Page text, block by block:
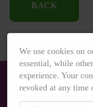
BACK
We use cookies on
essential, while
experience. Your
revoked at any time